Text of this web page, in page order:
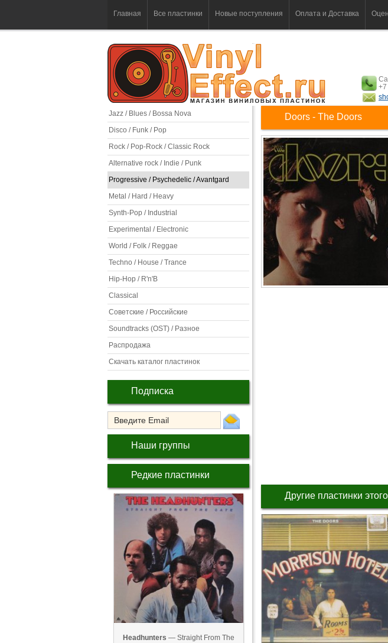
Главная Все пластинки Новые поступления Оплата и Доставка
Jazz / Blues / Bossa Nova
Disco / Funk / Pop
Rock / Pop-Rock / Classic Rock
Alternative rock / Indie / Punk
Progressive / Psychedelic / Avantgard
Metal / Hard / Heavy
Synth-Pop / Industrial
Experimental / Electronic
World / Folk / Reggae
Techno / House / Trance
Hip-Hop / R'n'B
Classical
Советские / Российские
Soundtracks (OST) / Разное
Распродажа
Скачать каталог пластинок
Подписка
Наши группы
Редкие пластинки
Headhunters — Straight From The
Doors - The Doors
Другие пластинки